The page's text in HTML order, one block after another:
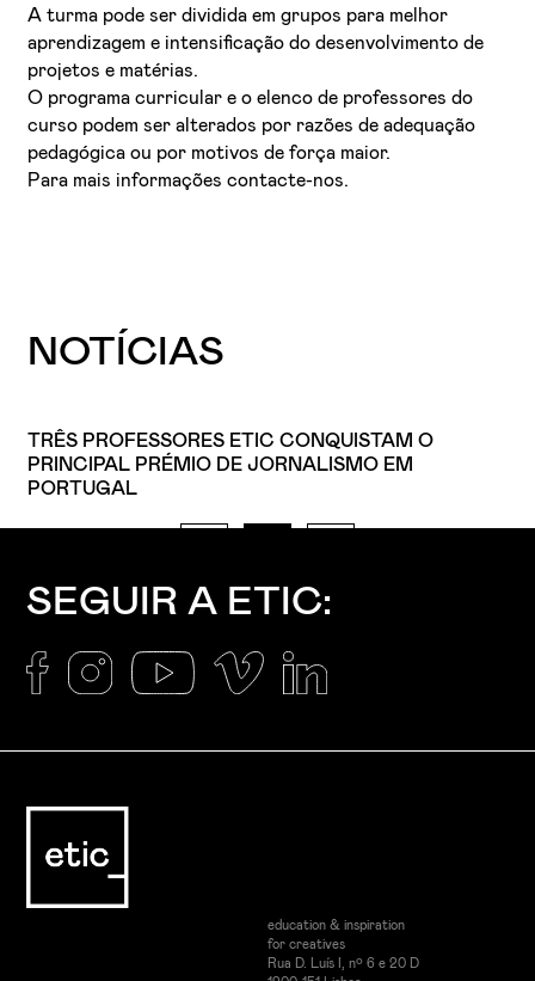
A turma pode ser dividida em grupos para melhor
aprendizagem e intensificação do desenvolvimento de
projetos e matérias.
O programa curricular e o elenco de professores do
curso podem ser alterados por razões de adequação
pedagógica ou por motivos de força maior.
Para mais informações contacte-nos.
NOTÍCIAS
TRÊS PROFESSORES ETIC CONQUISTAM O
PRINCIPAL PRÉMIO DE JORNALISMO EM
PORTUGAL
SEGUIR A ETIC:
education & inspiration
for creatives
Rua D. Luís I, nº 6 e 20 D